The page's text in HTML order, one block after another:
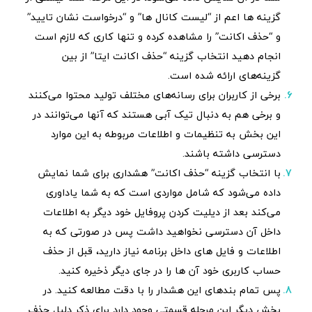
گزینه ها اعم از “لیست کانال ها” و “درخواست نشان تایید”
و “حذف اکانت” را مشاهده کرده و تنها کاری که لازم است
انجام دهید انتخاب گزینه “حذف اکانت ایتا” از بین
گزینه‌های ارائه شده است.
برخی از کاربران برای رسانه‌های مختلف تولید محتوا می‌کنند
و برخی هم به دنبال تیک آبی هستند که آنها می‌توانند در
این بخش به تنظیمات و اطلاعات مربوطه به این موارد
دسترسی داشته باشند.
با انتخاب گزینه “حذف اکانت” هشداری برای شما نمایش
داده می‌شود که شامل مواردی است که به شما یاداوری
می‌کند بعد از دیلیت کردن پروفایل خود دیگر به اطلاعات
داخل آن دسترسی نخواهید داشت پس در صورتی که به
اطلاعات و فایل های داخل برنامه نیاز دارید، قبل از حذف
حساب کاربری خود آن ها را در جای دیگر ذخیره کنید.
پس تمام بندهای این هشدار را با دقت مطالعه کنید. در